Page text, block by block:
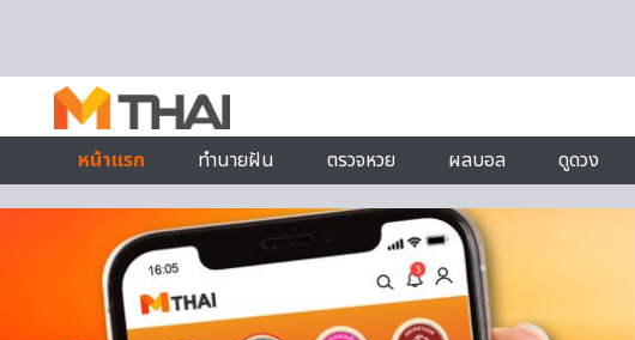
หน้าแรก
ทำนายฝัน ตรวจหวย ผลบอล ดูดวง